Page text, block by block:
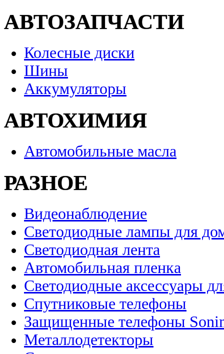
АВТОЗАПЧАСТИ
Колесные диски
Шины
Аккумуляторы
АВТОХИМИЯ
Автомобильные масла
РАЗНОЕ
Видеонаблюдение
Светодиодные лампы для
Светодиодная лента
Автомобильная пленка
Светодиодные аксессуары
Спутниковые телефоны
Защищенные телефоны
Металлодетекторы